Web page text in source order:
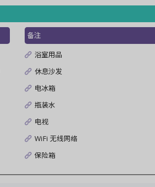
备注
浴室用品
休息沙发
电冰箱
瓶装水
电视
WiFi 无线网络
保险箱